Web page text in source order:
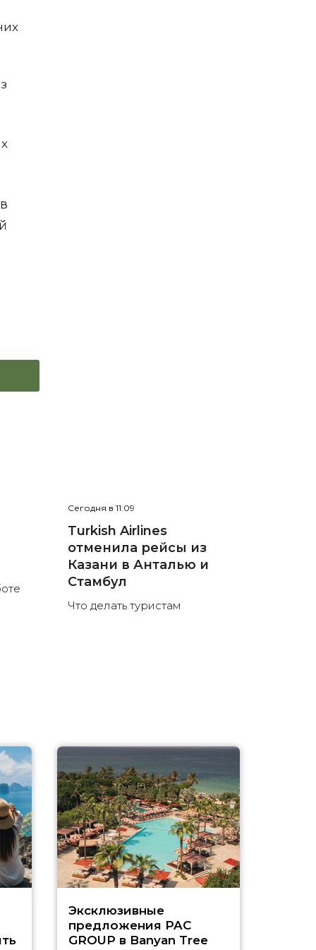
Сегодня в 11:09
Turkish Airlines
отменила рейсы из
Казани в Анталью и
Стамбул
Что делать туристам
Эксклюзивные
предложения PAC
GROUP в Banyan Tree